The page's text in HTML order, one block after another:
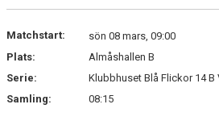
Matchstart:
sön 08 mars, 09:00
Plats:
Almåshallen B
Serie:
Klubbhuset Blå Flickor 14 B
Samling:
08:15